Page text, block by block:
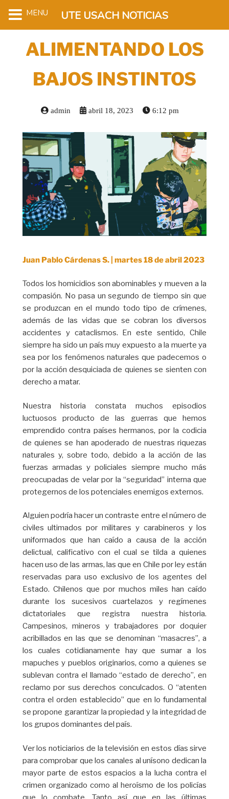
ALIMENTANDO LOS
BAJOS INSTINTOS
admin abril 18, 2023 6:12 pm
Juan Pablo Cárdenas S. | martes 18 de abril 2023
Todos los homicidios son abominables y mueven a la
compasión. No pasa un segundo de tiempo sin que
se produzcan en el mundo todo tipo de crímenes,
además de las vidas que se cobran los diversos
accidentes y cataclismos. En este sentido, Chile
siempre ha sido un país muy expuesto a la muerte ya
sea por los fenómenos naturales que padecemos o
por la acción desquiciada de quienes se sienten con
derecho a matar.
Nuestra historia constata muchos episodios
luctuosos producto de las guerras que hemos
emprendido contra países hermanos, por la codicia
de quienes se han apoderado de nuestras riquezas
naturales y, sobre todo, debido a la acción de las
fuerzas armadas y policiales siempre mucho más
preocupadas de velar por la “seguridad” interna que
protegernos de los potenciales enemigos externos.
Alguien podría hacer un contraste entre el número de
civiles ultimados por militares y carabineros y los
uniformados que han caído a causa de la acción
delictual, calificativo con el cual se tilda a quienes
hacen uso de las armas, las que en Chile por ley están
reservadas para uso exclusivo de los agentes del
Estado. Chilenos que por muchos miles han caído
durante los sucesivos cuartelazos y regímenes
dictatoriales que registra nuestra historia.
Campesinos, mineros y trabajadores por doquier
acribillados en las que se denominan “masacres”, a
los cuales cotidianamente hay que sumar a los
mapuches y pueblos originarios, como a quienes se
sublevan contra el llamado “estado de derecho”, en
reclamo por sus derechos conculcados. O “atenten
contra el orden establecido” que en lo fundamental
se propone garantizar la propiedad y la integridad de
los grupos dominantes del país.
Ver los noticiarios de la televisión en estos días sirve
para comprobar que los canales al unísono dedican la
mayor parte de estos espacios a la lucha contra el
crimen organizado como al heroísmo de los policías
MENU UTE USACH NOTICIAS